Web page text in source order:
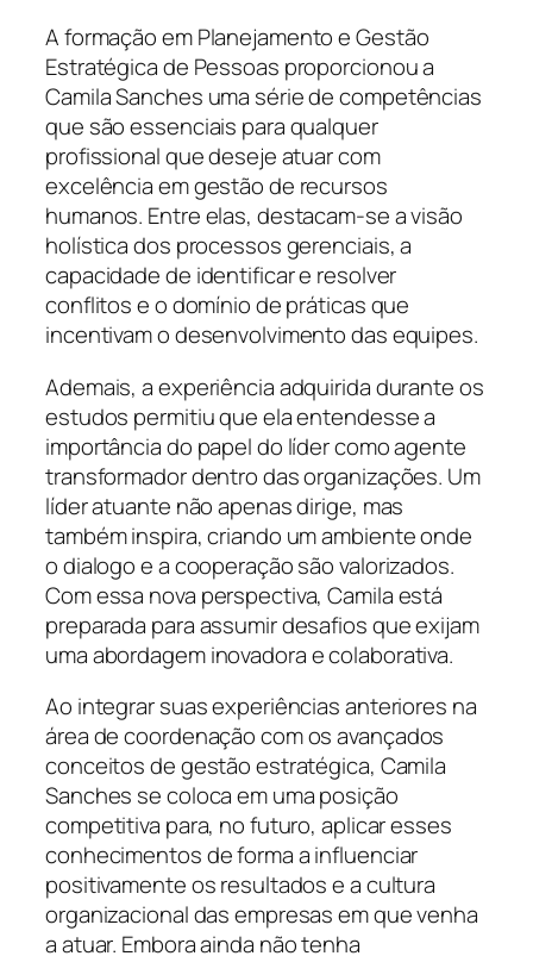
A formação em Planejamento e Gestão
Estratégica de Pessoas proporcionou a
Camila Sanches uma série de competências
que são essenciais para qualquer
profissional que deseje atuar com
excelência em gestão de recursos
humanos. Entre elas, destacam-se a visão
holística dos processos gerenciais, a
capacidade de identificar e resolver
conflitos e o domínio de práticas que
incentivam o desenvolvimento das equipes.
Ademais, a experiência adquirida durante os
estudos permitiu que ela entendesse a
importância do papel do líder como agente
transformador dentro das organizações. Um
líder atuante não apenas dirige, mas
também inspira, criando um ambiente onde
o dialogo e a cooperação são valorizados.
Com essa nova perspectiva, Camila está
preparada para assumir desafios que exijam
uma abordagem inovadora e colaborativa.
Ao integrar suas experiências anteriores na
área de coordenação com os avançados
conceitos de gestão estratégica, Camila
Sanches se coloca em uma posição
competitiva para, no futuro, aplicar esses
conhecimentos de forma a influenciar
positivamente os resultados e a cultura
organizacional das empresas em que venha
a atuar. Embora ainda não tenha